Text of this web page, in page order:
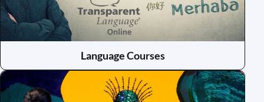
Language Courses
(opens